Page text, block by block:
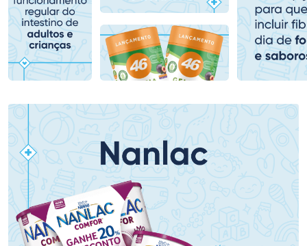
Comprar sem Desconto
Por R$ 153,99/cada
Comprar sem Desconto
Por R$ 153,99/cada
Comprar sem Desconto
Por R$ 107,99/cada
Comprar sem Desconto
Por R$ 107,99/cada